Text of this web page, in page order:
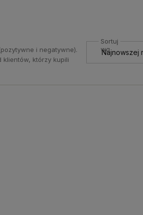
i negatywne).
klientów, którzy kupili
Sortuj
wg